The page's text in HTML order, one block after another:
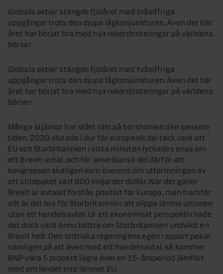
Globala aktier stängde fjolåret med tvåsiffriga
uppgångar trots den djupa lågkonjunkturen. Även det här
året har börjat bra med nya rekordnoteringar på världens
börser.
Globala aktier stängde fjolåret med tvåsiffriga
uppgångar trots den djupa lågkonjunkturen. Även det här
året har börjat bra med nya rekordnoteringar på världens
börser.
Många stjärnor har stått rätt på börshimlen den senaste
tiden. 2020 slutade i dur för europeisk del tack vare att
EU och Storbritannien i sista minuten lyckades enas om
ett Brexit-avtal, och för amerikansk del därför att
kongressen slutligen kom överens om utformningen av
ett stödpaket värt 900 miljarder dollar. När det gäller
Brexit är avtalet förstås positivt för Europa, men framför
allt är det bra för Storbritannien att slippa lämna unionen
utan ett handelsavtal. Ur ett ekonomiskt perspektiv hade
det dock varit ännu bättre om Storbritannien undvikit en
Brexit helt. Den brittiska regeringens egen rapport pekar
nämligen på att även med ett handelsavtal, så kommer
BNP vara 5 procent lägre över en 15-årsperiod jämfört
med om landet inte lämnat EU.